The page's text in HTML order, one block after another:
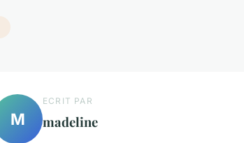
M
ECRIT PAR
madeline